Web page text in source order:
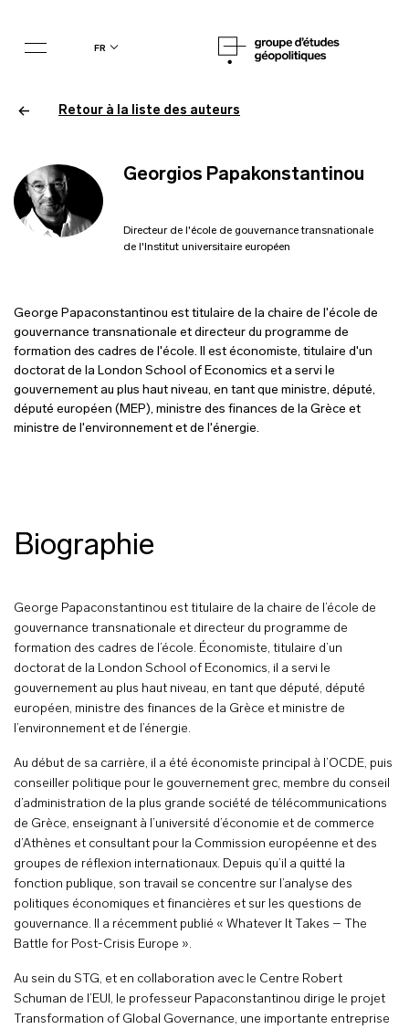
fr
Georgios Papakonstantinou
Directeur de l'école de gouvernance transnationale
de l'Institut universitaire européen
George Papaconstantinou est titulaire de la chaire de l'école de
gouvernance transnationale et directeur du programme de
formation des cadres de l'école. Il est économiste, titulaire d'un
doctorat de la London School of Economics et a servi le
gouvernement au plus haut niveau, en tant que ministre, député,
député européen (MEP), ministre des finances de la Grèce et
ministre de l'environnement et de l'énergie.
Retour à la liste des auteurs
Biographie
George Papaconstantinou est titulaire de la chaire de l’école de
gouvernance transnationale et directeur du programme de
formation des cadres de l’école. Économiste, titulaire d’un
doctorat de la London School of Economics, il a servi le
gouvernement au plus haut niveau, en tant que député, député
européen, ministre des finances de la Grèce et ministre de
l’environnement et de l’énergie.
Au début de sa carrière, il a été économiste principal à l’OCDE, puis
conseiller politique pour le gouvernement grec, membre du conseil
d’administration de la plus grande société de télécommunications
de Grèce, enseignant à l’université d’économie et de commerce
d’Athènes et consultant pour la Commission européenne et des
groupes de réflexion internationaux. Depuis qu’il a quitté la
fonction publique, son travail se concentre sur l’analyse des
politiques économiques et financières et sur les questions de
gouvernance. Il a récemment publié « Whatever It Takes – The
Battle for Post-Crisis Europe ».
Au sein du STG, et en collaboration avec le Centre Robert
Schuman de l’EUI, le professeur Papaconstantinou dirige le projet
Transformation of Global Governance, une importante entreprise